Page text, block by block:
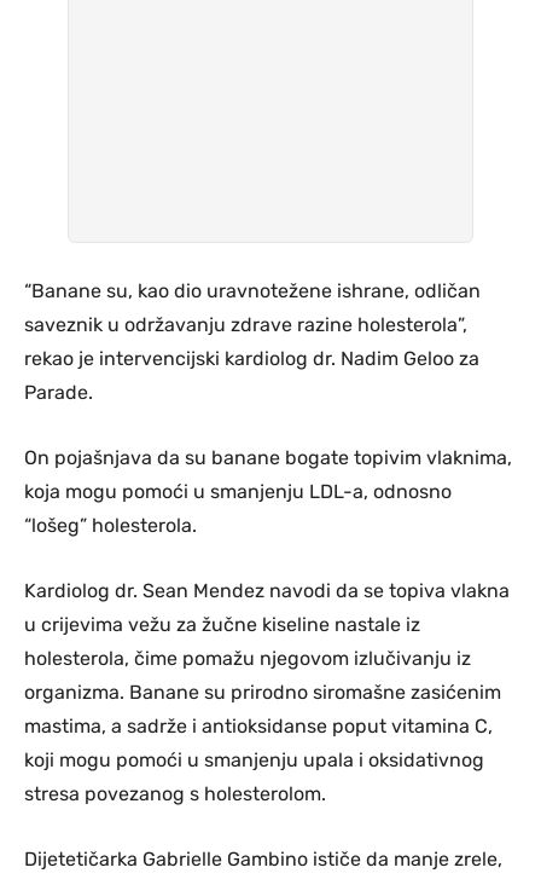
“Banane su, kao dio uravnotežene ishrane, odličan
saveznik u održavanju zdrave razine holesterola”,
rekao je intervencijski kardiolog dr. Nadim Geloo za
Parade.
On pojašnjava da su banane bogate topivim vlaknima,
koja mogu pomoći u smanjenju LDL-a, odnosno
“lošeg” holesterola.
Kardiolog dr. Sean Mendez navodi da se topiva vlakna
u crijevima vežu za žučne kiseline nastale iz
holesterola, čime pomažu njegovom izlučivanju iz
organizma. Banane su prirodno siromašne zasićenim
mastima, a sadrže i antioksidanse poput vitamina C,
koji mogu pomoći u smanjenju upala i oksidativnog
stresa povezanog s holesterolom.
Dijetetičarka Gabrielle Gambino ističe da manje zrele,